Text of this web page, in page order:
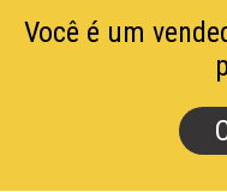
Você é um